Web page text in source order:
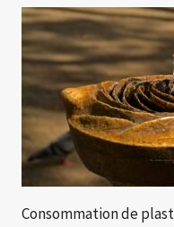
Consommation de